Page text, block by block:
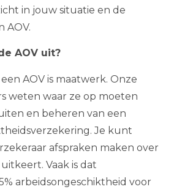
in jouw situatie en de
AOV.
AOV uit?
AOV is maatwerk. Onze
weten waar ze op moeten
en beheren van een
Je kunt
afspraken maken over
Vaak is dat
arbeidsongeschiktheid voor